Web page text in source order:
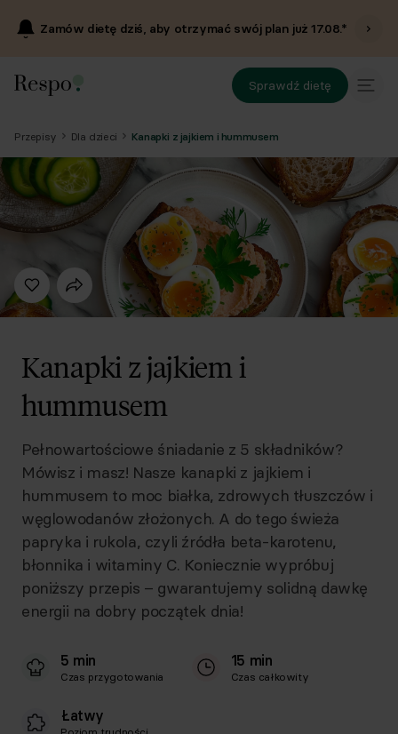
Zamów dietę dziś, aby otrzymać swój plan już17.08.*
Sprawdź dietę
Przepisy Dla dzieci Kanapki z jajkiem i hummusem
Kanapki z jajkiem i
hummusem
Pełnowartościowe śniadanie z 5 składników?
Mówisz i masz! Nasze kanapki z jajkiem i
hummusem to moc białka, zdrowych tłuszczów i
węglowodanów złożonych. A do tego świeża
papryka i rukola, czyli źródła beta-karotenu,
błonnika i witaminy C. Koniecznie wypróbuj
poniższy przepis – gwarantujemy solidną dawkę
energii na dobry początek dnia!
5 min
Czas przygotowania
15 min
Czas całkowity
Łatwy